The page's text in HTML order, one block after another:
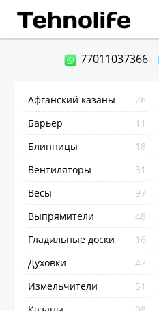
77011037366
Афганский казаны 26
Барьер
11
Блинницы
18
Вентиляторы
31
Весы
97
Выпрямители
48
Гладильные доски
16
Духовки
47
Измельчители
51